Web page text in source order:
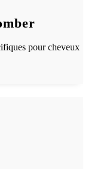
pour cheveux